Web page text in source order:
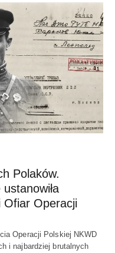
Polaków.
Ofiar Operacji
Operacji Polskiej NKWD
i najbardziej brutalnych